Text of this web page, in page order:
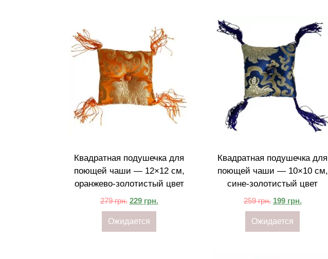
Квадратная подушечка для
поющей чаши — 12×12 см,
оранжево-золотистый цвет
279грн. 229 грн.
Ожидается
Квадратная подушечка для
поющей чаши — 10×10 см,
сине-золотистый цвет
259грн. 199 грн.
Ожидается